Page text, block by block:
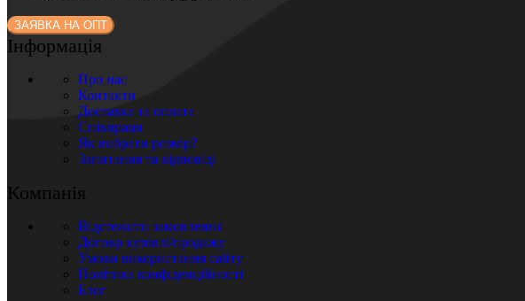
ЗАЯВКА НА ОПТ
Інформація
Про нас
Контакти
Доставка та оплата
Співпраця
Як вибрати розмір?
Запитання та відповіді
Компанія
Відстежити замовлення
Договр купівлі/продажу
Умови використання сайту
Політика конфіденційності
Блог